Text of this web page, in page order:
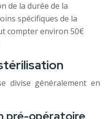
de la durée de la
spécifiques de la
compter environ 50€
divise généralement en
pré-opératoire